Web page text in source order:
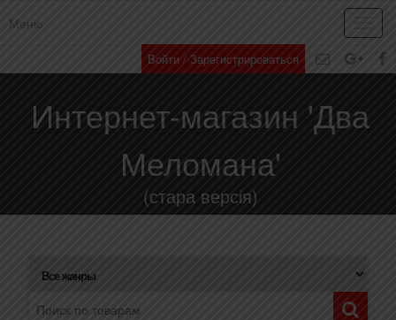
Меню
Войти / Зарегистрироваться
Интернет-магазин 'Два
Меломана'
(стара версія)